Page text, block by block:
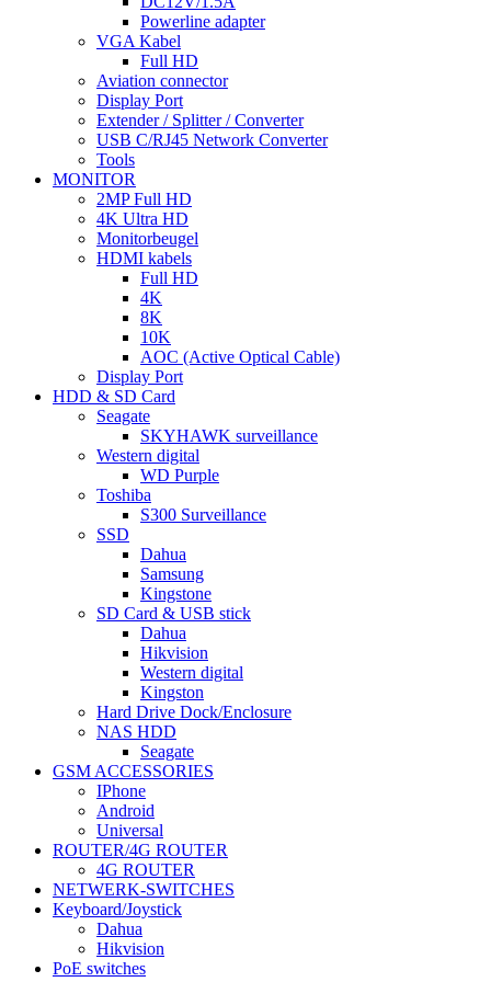
Powerline adapter
VGA Kabel
Full HD
Aviation connector
Display Port
Extender / Splitter / Converter
USB C/RJ45 Network Converter
Tools
MONITOR
2MP Full HD
4K Ultra HD
Monitorbeugel
HDMI kabels
Full HD
4K
8K
10K
AOC (Active Optical Cable)
Display Port
HDD & SD Card
Seagate
SKYHAWK surveillance
Western digital
WD Purple
Toshiba
S300 Surveillance
SSD
Dahua
Samsung
Kingstone
SD Card & USB stick
Dahua
Hikvision
Western digital
Kingston
Hard Drive Dock/Enclosure
NAS HDD
Seagate
GSM ACCESSORIES
IPhone
Android
Universal
ROUTER/4G ROUTER
4G ROUTER
NETWERK-SWITCHES
Keyboard/Joystick
Dahua
Hikvision
PoE switches